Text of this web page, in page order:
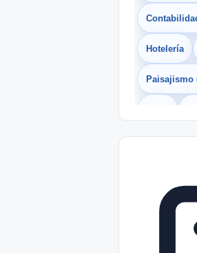
Hotelería
Paisajismo
Freelance